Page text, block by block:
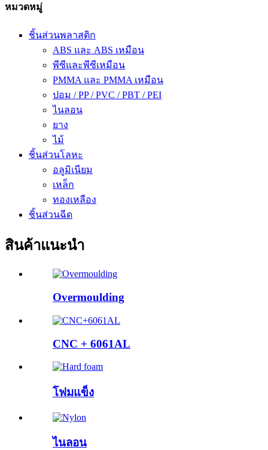
หมวดหมู่
ชิ้นส่วนพลาสติก
ABS และ ABS เหมือน
พีซีและพีซีเหมือน
PMMA และ PMMA เหมือน
ปอม / PP / PVC / PBT / PEI
ไนลอน
ยาง
ไม้
ชิ้นส่วนโลหะ
อลูมิเนียม
เหล็ก
ทองเหลือง
ชิ้นส่วนฉีด
สินค้าแนะนำ
Overmoulding
CNC + 6061AL
โฟมแข็ง
ไนลอน